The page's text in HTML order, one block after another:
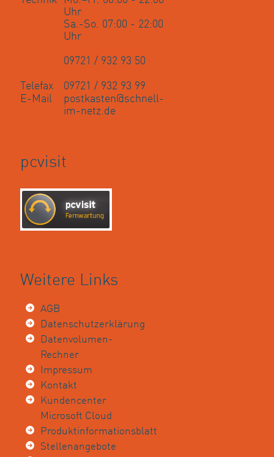
Uhr
Sa.-So. 07:00 - 22:00
Uhr
09721 / 932 93 50
Telefax
09721 / 932 93 99
E-Mail
postkasten@schnell-
im-netz.de
pcvisit
Weitere Links
AGB
Datenschutzerklärung
Datenvolumen-
Rechner
Impressum
Kontakt
Kundencenter
Microsoft Cloud
Produktinformationsblatt
Stellenangebote